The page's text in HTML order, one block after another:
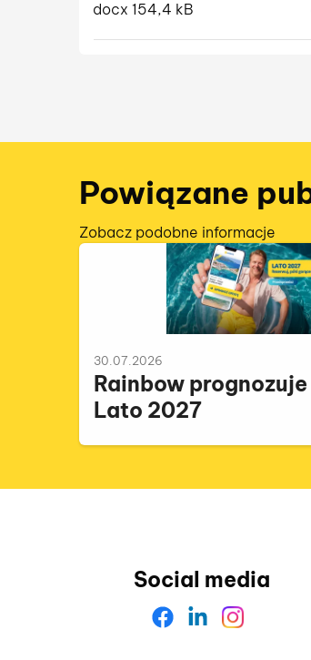
docx 154,4 kB
Powiązane
Zobacz podobne informacje
30.07.2026
Rainbow
Lato 2027
Social media